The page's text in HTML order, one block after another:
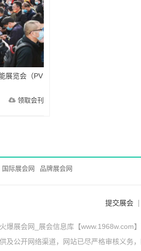
展览会（PV
领取会刊
国际展会网 品牌展会网
提交展会
火爆展会网_展会信息库【www.1968w.com
及公开网络渠道，网站已尽严格审核义务